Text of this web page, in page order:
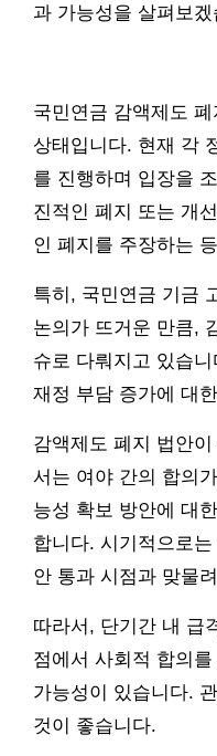
과 가능성을 살펴보겠
국민연금 감액제도
상태입니다. 현재 각
를 진행하며 입장을
진적인 폐지 또는 개
인 폐지를 주장하는
특히, 국민연금 기금
논의가 뜨거운 만큼,
슈로 다뤄지고 있습
재정 부담 증가에 대
감액제도 폐지 법안
서는 여야 간의 합의
능성 확보 방안에 대
합니다. 시기적으로
안 통과 시점과 맞물
따라서, 단기간 내 급
점에서 사회적 합의
가능성이 있습니다.
것이 좋습니다.